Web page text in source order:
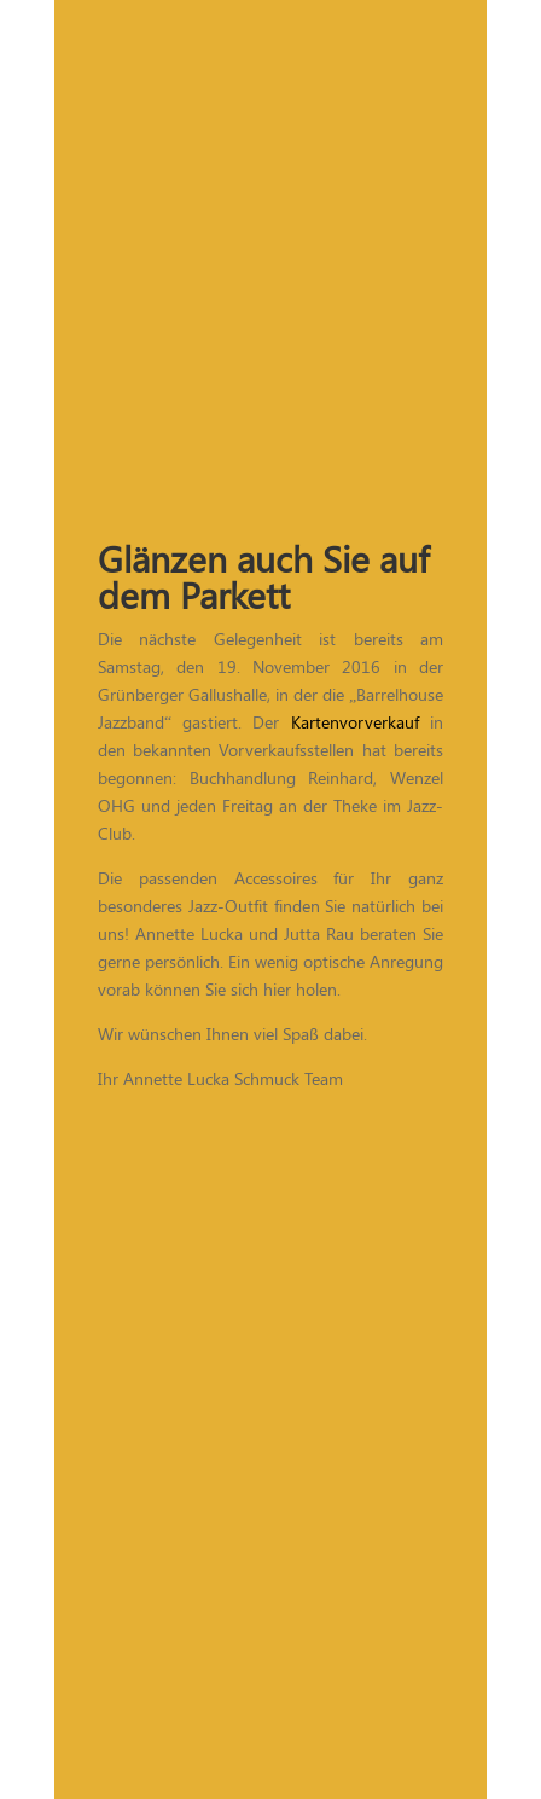
Glänzen auch Sie auf
dem Parkett
Die nächste Gelegenheit ist bereits am
Samstag, den 19. November 2016 in der
Grünberger Gallushalle, in der die „Barrelhouse
Jazzband“ gastiert. Der Kartenvorverkaufin
den bekannten Vorverkaufsstellen hat bereits
begonnen: Buchhandlung Reinhard, Wenzel
OHG und jeden Freitag an der Theke im Jazz-
Club.
Die passenden Accessoires für Ihr ganz
besonderes Jazz-Outfit finden Sie natürlich bei
uns! Annette Lucka und Jutta Rau beraten Sie
gerne persönlich. Ein wenig optische Anregung
vorab können Sie sich hier holen.
Wir wünschen Ihnen viel Spaß dabei.
Ihr Annette Lucka Schmuck Team